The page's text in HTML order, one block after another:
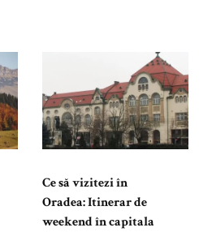
Ce să vizitezi în
Oradea: Itinerar de
weekend în capitala